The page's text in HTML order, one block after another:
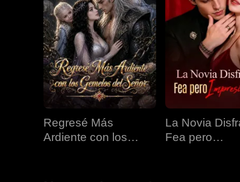
Regresé Más
Ardiente con los
La Novia
Fea pero